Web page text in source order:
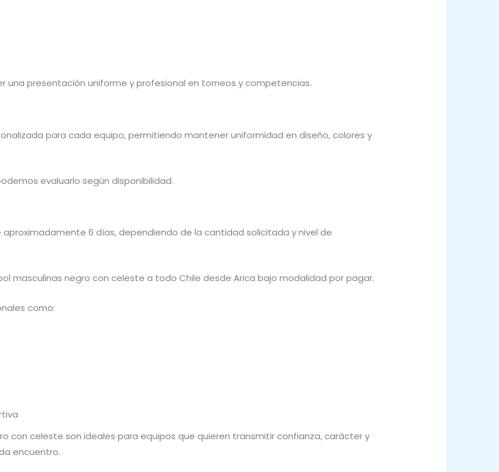
una presentación uniforme y profesional en torneos y competencias.
para cada equipo, permitiendo mantener uniformidad en diseño, colores y
evaluarlo según disponibilidad.
6 días, dependiendo de la cantidad solicitada y nivel de
masculinas negro con celeste a todo Chile desde Arica bajo modalidad por pagar.
como:
con celeste son ideales para equipos que quieren transmitir confianza, carácter y
encuentro.